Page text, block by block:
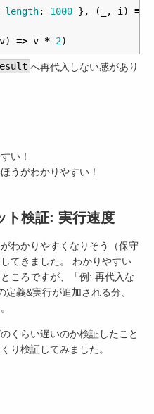
length: 1000 }, ( , i ) =>
v) => v * 2)
へ再代入しない感があり
い！
うがわかりやすい！
ト検証: 実行速度
わかりやすくなりそう（保守
てきました。 わかりやすい
ころですが、「例: 再代入な
義&実行が追加される分、
くらい遅いのか検証したこと
り検証してみました。